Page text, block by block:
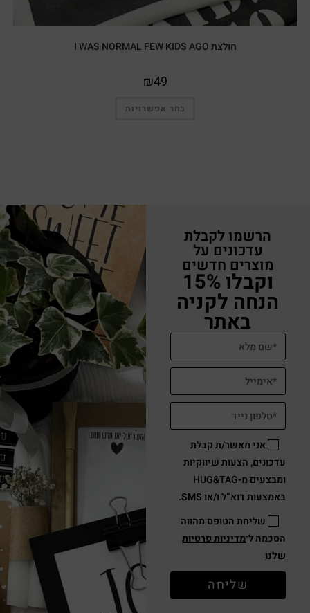
חולצת I WAS NORMAL FEW KIDS AGO
₪49
בחר אפשרויות
הרשמו לקבלת
עדכונים על
מוצרים חדשים
וקבלו 15%
הנחה לקניה
באתר
אני מאשר/ת קבלת
עדכונים, הצעות שיווקיות
ומבצעים מ-HUG&TAG
באמצעות דוא”ל ו/או SMS.
שליחת הטופס מהווה
הסכמה ל־מדיניות פרטיות
שלנו
שליחה